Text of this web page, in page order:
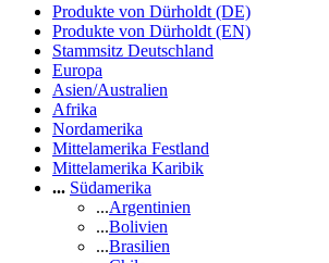
Produkte von Dürholdt (DE)
Produkte von Dürholdt (EN)
Stammsitz Deutschland
Europa
Asien/Australien
Afrika
Nordamerika
Mittelamerika Festland
Mittelamerika Karibik
... Südamerika
...Argentinien
...Bolivien
...Brasilien